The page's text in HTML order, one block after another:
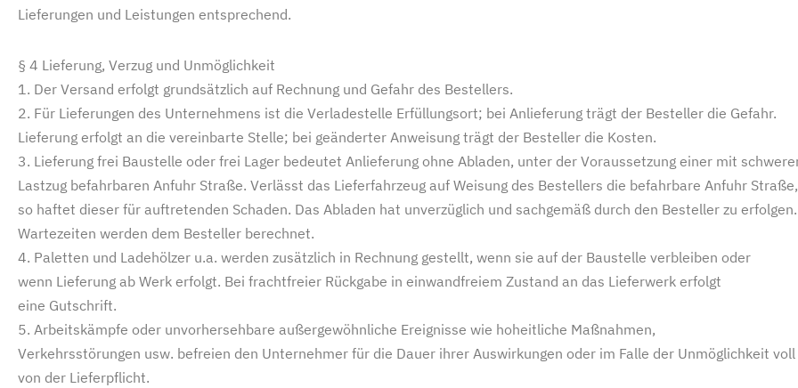
Lieferungen und Leistungen entsprechend.
§ 4 Lieferung, Verzug und Unmöglichkeit
1. Der Versand erfolgt grundsätzlich auf Rechnung und Gefahr des Bestellers.
2. Für Lieferungen des Unternehmens ist die Verladestelle Erfüllungsort; bei Anlieferung trägt der Besteller die Gefahr.
Lieferung erfolgt an die vereinbarte Stelle; bei geänderter Anweisung trägt der Besteller die Kosten.
3. Lieferung frei Baustelle oder frei Lager bedeutet Anlieferung ohne Abladen, unter der Voraussetzung einer mit
Lastzug befahrbaren Anfuhr Straße. Verlässt das Lieferfahrzeug auf Weisung des Bestellers die befahrbare Anfuhr Straße,
so haftet dieser für auftretenden Schaden. Das Abladen hat unverzüglich und sachgemäß durch den Besteller zu erfolgen.
Wartezeiten werden dem Besteller berechnet.
4. Paletten und Ladehölzer u.a. werden zusätzlich in Rechnung gestellt, wenn sie auf der Baustelle verbleiben oder
wenn Lieferung ab Werk erfolgt. Bei frachtfreier Rückgabe in einwandfreiem Zustand an das Lieferwerk erfolgt
eine Gutschrift.
5. Arbeitskämpfe oder unvorhersehbare außergewöhnliche Ereignisse wie hoheitliche Maßnahmen,
Verkehrsstörungen usw. befreien den Unternehmer für die Dauer ihrer Auswirkungen oder im Falle der Unmöglichkeit voll
von der Lieferpflicht.